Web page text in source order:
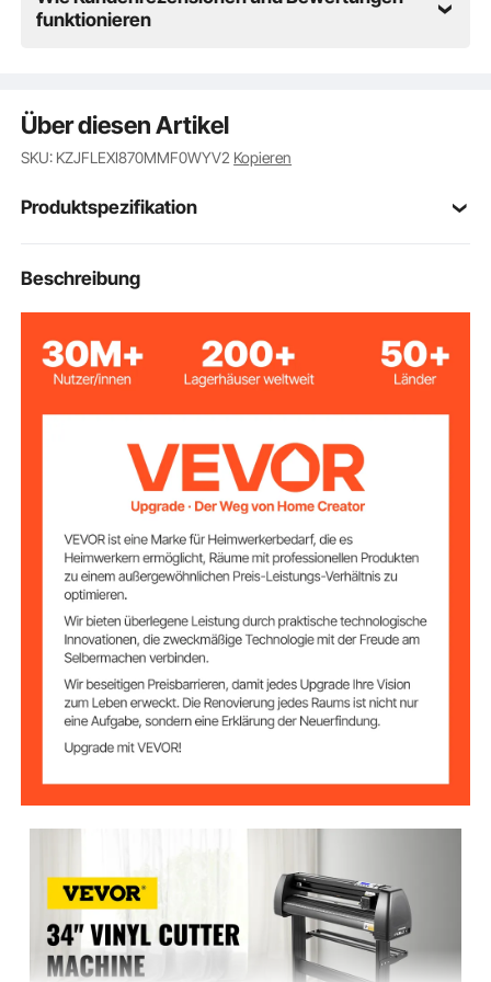
funktionieren
Über diesen Artikel
SKU: KZJFLEXI870MMF0WYV2 Kopieren
Produktspezifikation
Modell
Online-Modus USB / COM
Aluminiumlegierung
Stromversorgung AC 90-264 V
Max.
Einzugsbreite
34,3 Zoll / 870 mm
Max. Schnittbreite 30,7 Zoll / 780 mm
Max. Schneidkraft 1,1 lbs / 500 g
Max.
igkeit
Schnittpräzision ±0,004 Zoll / ±0,01 mm
Mitgelieferte
Signcut & Signmaster
Beschreibung